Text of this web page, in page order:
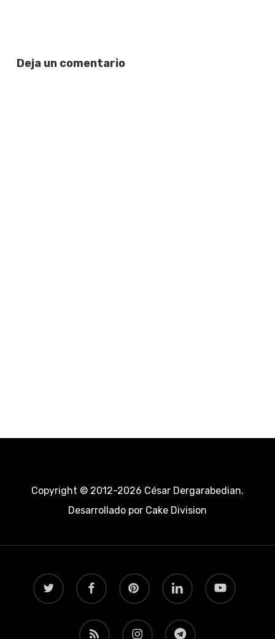
Deja un comentario
Copyright © 2012-2026 César Dergarabedian.
Desarrollado porCake Division
twitter facebook pinterest linkedin youtube
RSS instagram telegram